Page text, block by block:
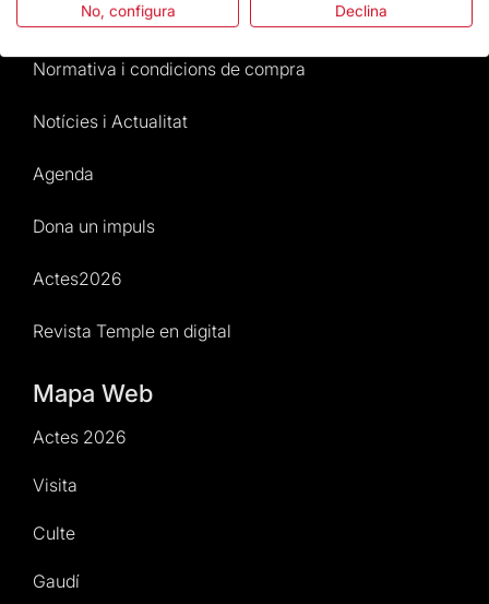
Atenció al Visitant
Normativa i condicions de compra
Notícies i Actualitat
Agenda
Dona un impuls
Actes2026
Revista Temple en digital
Mapa Web
Actes 2026
Visita
Culte
Gaudí
No, configura Declina